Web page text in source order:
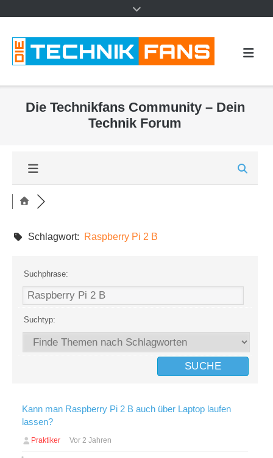
Die Technikfans Community – Dein
Technik Forum
Schlagwort: Raspberry Pi 2 B
Suchphrase:
Suchtyp:
Kann man Raspberry Pi 2 B auch über Laptop laufen
lassen?
Praktiker Vor 2 Jahren